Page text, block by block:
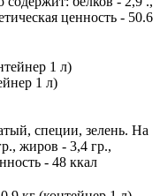
ценность - 50.6
1 л)
специи, зелень. На
жиров - 3,4 гр.,
- 48 ккал